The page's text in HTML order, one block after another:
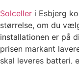
Solceller i Esbjerg
størrelse, om du
installationen er på
prisen markant
skal leveres batteri,